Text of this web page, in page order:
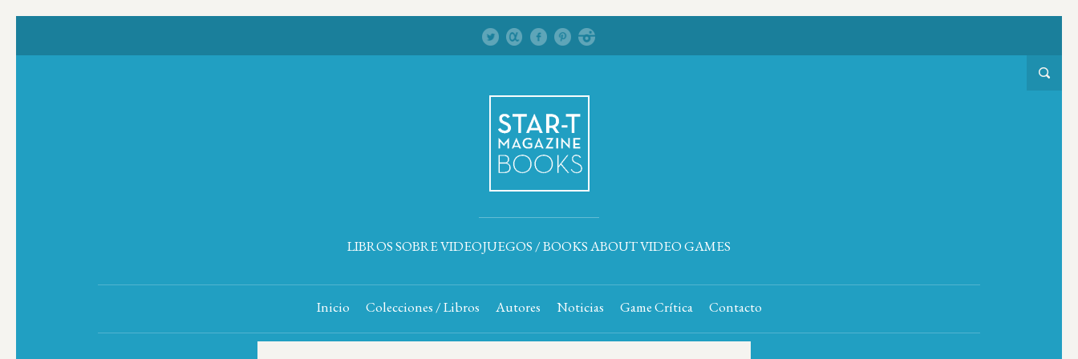
LIBROS SOBRE VIDEOJUEGOS / BOOKS ABOUT VIDEO GAMES
Inicio Colecciones / Libros Autores Noticias Game Crítica Contacto